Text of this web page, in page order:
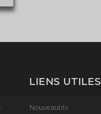
LIENS UTILES
Nouveautés